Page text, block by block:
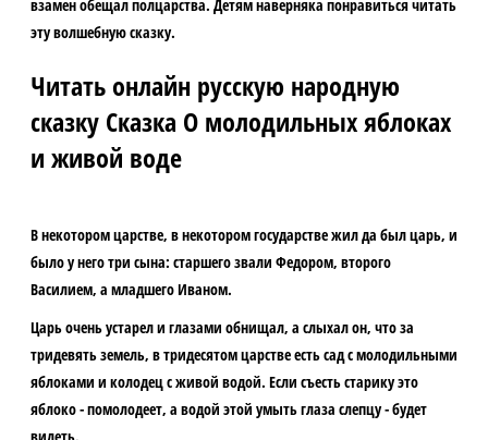
взамен обещал полцарства. Детям наверняка понравиться читать
эту волшебную сказку.
Читать онлайн русскую народную
сказку Сказка О молодильных яблоках
и живой воде
В некотором царстве, в некотором государстве жил да был царь, и
было у него три сына: старшего звали Федором, второго
Василием, а младшего Иваном.
Царь очень устарел и глазами обнищал, а слыхал он, что за
тридевять земель, в тридесятом царстве есть сад с молодильными
яблоками и колодец с живой водой. Если съесть старику это
яблоко - помолодеет, а водой этой умыть глаза слепцу - будет
видеть.